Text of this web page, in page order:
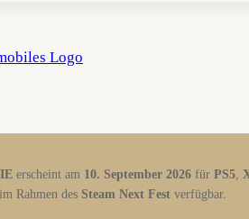
erscheint am 10. September 2026 für PS5,
Rahmen des Steam Next Fest verfügbar.